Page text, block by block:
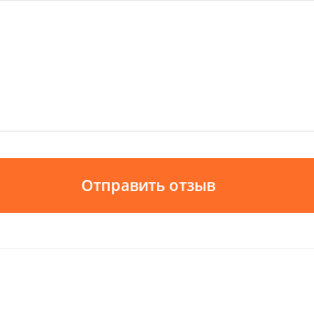
Отправить отзыв